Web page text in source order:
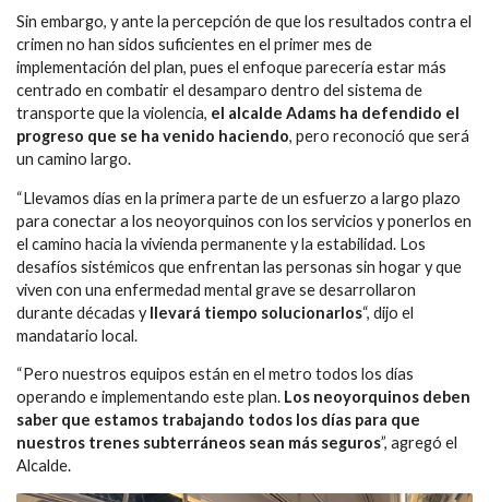
Sin embargo, y ante la percepción de que los resultados contra el
crimen no han sidos suficientes en el primer mes de
implementación del plan, pues el enfoque parecería estar más
centrado en combatir el desamparo dentro del sistema de
transporte que la violencia, el alcalde Adams ha defendido el
progreso que se ha venido haciendo, pero reconoció que será
un camino largo.
“Llevamos días en la primera parte de un esfuerzo a largo plazo
para conectar a los neoyorquinos con los servicios y ponerlos en
el camino hacia la vivienda permanente y la estabilidad. Los
desafíos sistémicos que enfrentan las personas sin hogar y que
viven con una enfermedad mental grave se desarrollaron
durante décadas yllevará tiempo solucionarlos“, dijo el
mandatario local.
“Pero nuestros equipos están en el metro todos los días
operando e implementando este plan. Los neoyorquinos deben
saber que estamos trabajando todos los días para que
nuestros trenes subterráneos sean más seguros”, agregó el
Alcalde.